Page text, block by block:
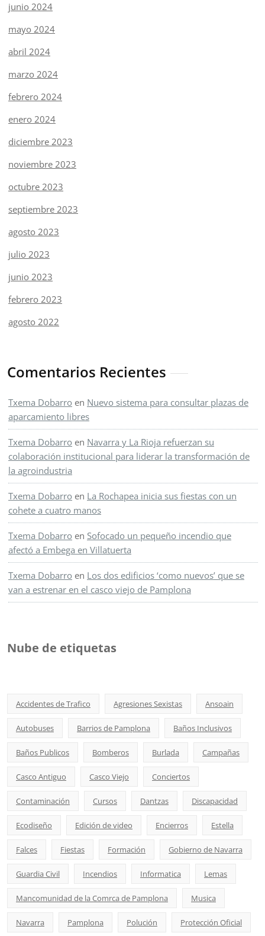
junio 2024
mayo 2024
abril 2024
marzo 2024
febrero 2024
enero 2024
diciembre 2023
noviembre 2023
octubre 2023
septiembre 2023
agosto 2023
julio 2023
junio 2023
febrero 2023
agosto 2022
Comentarios Recientes
Txema Dobarro en Nuevo sistema para consultar plazas de
aparcamiento libres
Txema Dobarro en Navarra y La Rioja refuerzan su
colaboración institucional para liderar la transformación de
la agroindustria
Txema Dobarro en La Rochapea inicia sus fiestas con un
cohete a cuatro manos
Txema Dobarro en Sofocado un pequeño incendio que
afectó a Embega en Villatuerta
Txema Dobarro en Los dos edificios ‘como nuevos’ que se
van a estrenar en el casco viejo de Pamplona
Nube de etiquetas
Accidentes de Trafico Agresiones Sexistas Ansoain
Autobuses Barrios de Pamplona Baños Inclusivos
Baños Publicos Bomberos Burlada Campañas
Casco Antiguo Casco Viejo Conciertos
Contaminación Cursos Dantzas Discapacidad
Ecodiseño Edición de video Encierros Estella
Falces Fiestas Formación Gobierno de Navarra
Guardia Civil Incendios Informatica Lemas
Mancomunidad de la Comrca de Pamplona Musica
Navarra Pamplona Polución Protección Oficial